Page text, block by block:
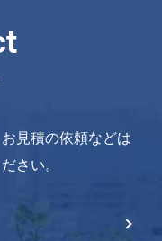
見積の依頼などは
さい。